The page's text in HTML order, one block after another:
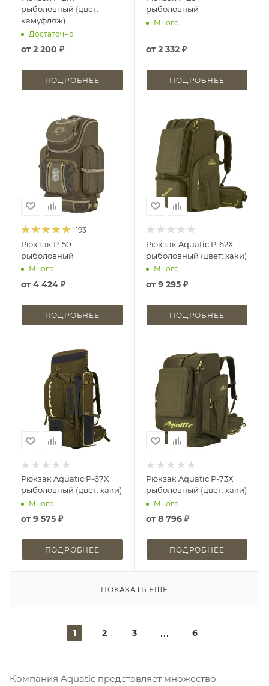
рыболовный (цвет:
камуфляж)
Достаточно
от2 200 ₽
ПОДРОБНЕЕ
рыболовный
Много
от2 332 ₽
ПОДРОБНЕЕ
193
Рюкзак Р-50
рыболовный
Много
от4 424 ₽
ПОДРОБНЕЕ
Рюкзак Aquatic Р-62Х
рыболовный (цвет: хаки)
Много
от9 295 ₽
ПОДРОБНЕЕ
Рюкзак Aquatic Р-67Х
рыболовный (цвет: хаки)
Много
от9 575 ₽
ПОДРОБНЕЕ
Рюкзак Aquatic Р-73Х
рыболовный (цвет: хаки)
Много
от8 796 ₽
ПОДРОБНЕЕ
ПОКАЗАТЬ ЕЩЕ
1 2 3 6
Компания Aquatic представляет множество